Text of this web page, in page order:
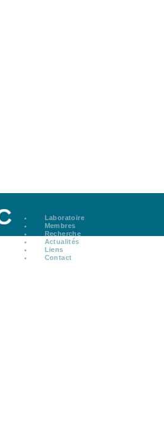
Laboratoire
Membres
Recherche
Actualités
Liens
Contact